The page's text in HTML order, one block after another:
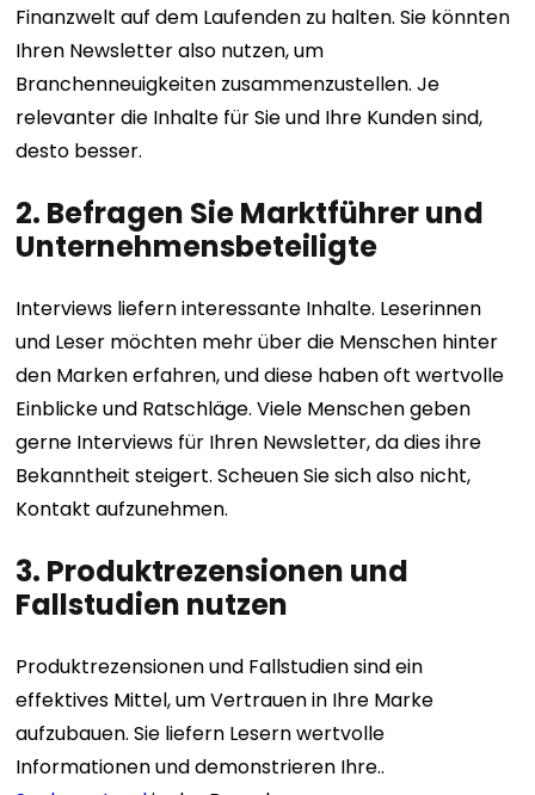
Finanzwelt auf dem Laufenden zu halten. Sie könnten
Ihren Newsletter also nutzen, um
Branchenneuigkeiten zusammenzustellen. Je
relevanter die Inhalte für Sie und Ihre Kunden sind,
desto besser.
2. Befragen Sie Marktführer und
Unternehmensbeteiligte
Interviews liefern interessante Inhalte. Leserinnen
und Leser möchten mehr über die Menschen hinter
den Marken erfahren, und diese haben oft wertvolle
Einblicke und Ratschläge. Viele Menschen geben
gerne Interviews für Ihren Newsletter, da dies ihre
Bekanntheit steigert. Scheuen Sie sich also nicht,
Kontakt aufzunehmen.
3. Produktrezensionen und
Fallstudien nutzen
Produktrezensionen und Fallstudien sind ein
effektives Mittel, um Vertrauen in Ihre Marke
aufzubauen. Sie liefern Lesern wertvolle
Informationen und demonstrieren Ihre..